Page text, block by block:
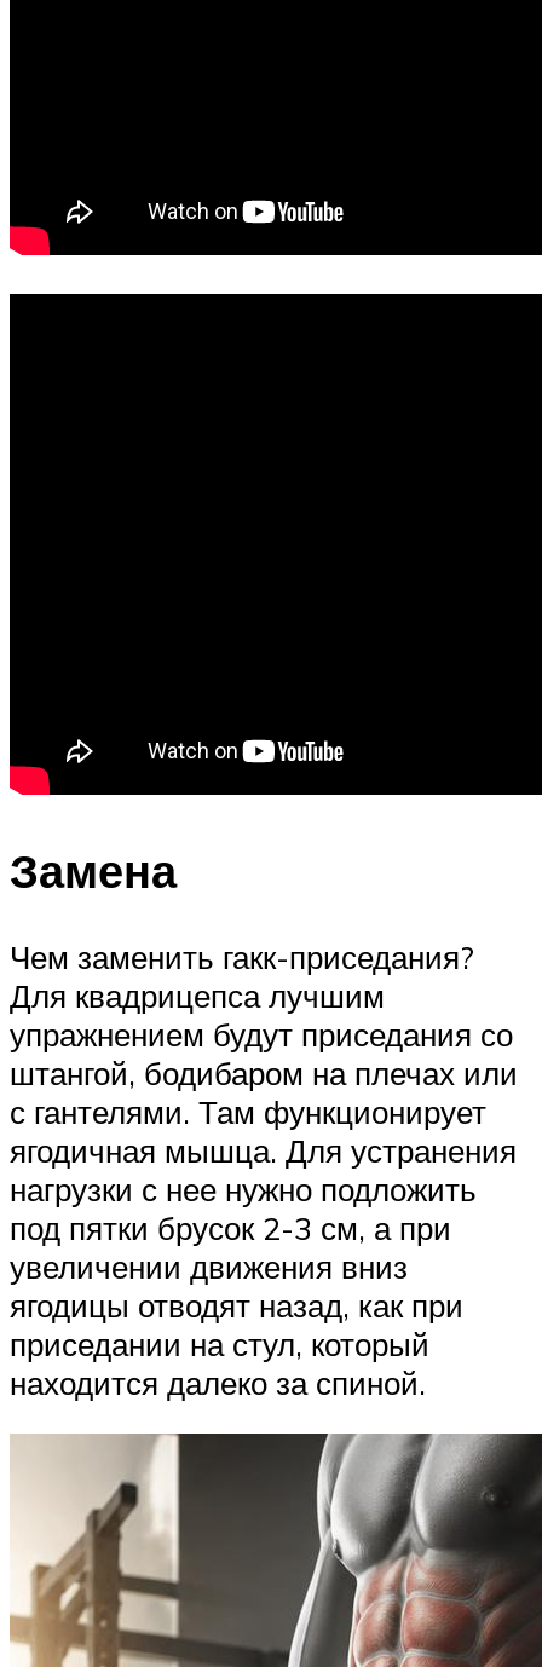
Замена
Чем заменить гакк-приседания?
Для квадрицепса лучшим
упражнением будут приседания со
штангой, бодибаром на плечах или
с гантелями. Там функционирует
ягодичная мышца. Для устранения
нагрузки с нее нужно подложить
под пятки брусок 2-3 см, а при
увеличении движения вниз
ягодицы отводят назад, как при
приседании на стул, который
находится далеко за спиной.